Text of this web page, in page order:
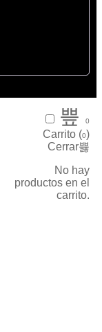
0
Carrito (0)
Cerrar
No hay
productos en el
carrito.